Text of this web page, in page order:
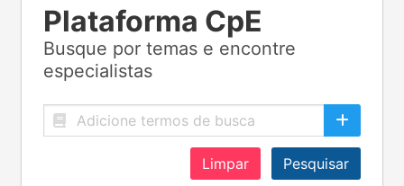
Plataforma CpE
Busque por temas e encontre
especialistas
Limpar Pesquisar